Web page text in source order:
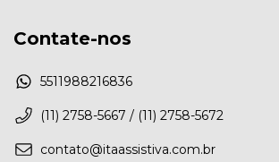
Contate-nos
5511988216836
(11) 2758-5667 / (11) 2758-5672
contato@itaassistiva.com.br